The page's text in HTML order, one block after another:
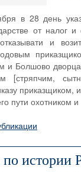
в 28 день
от налог
и
и Болшово
[стряпчим,
приказщиком,
пути охотником
истории